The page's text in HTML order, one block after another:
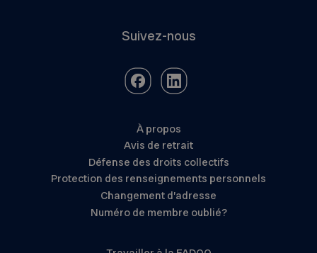
Suivez-nous
À propos
Avis de retrait
Défense des droits collectifs
Protection des renseignements personnels
Changement d’adresse
Numéro de membre oublié?